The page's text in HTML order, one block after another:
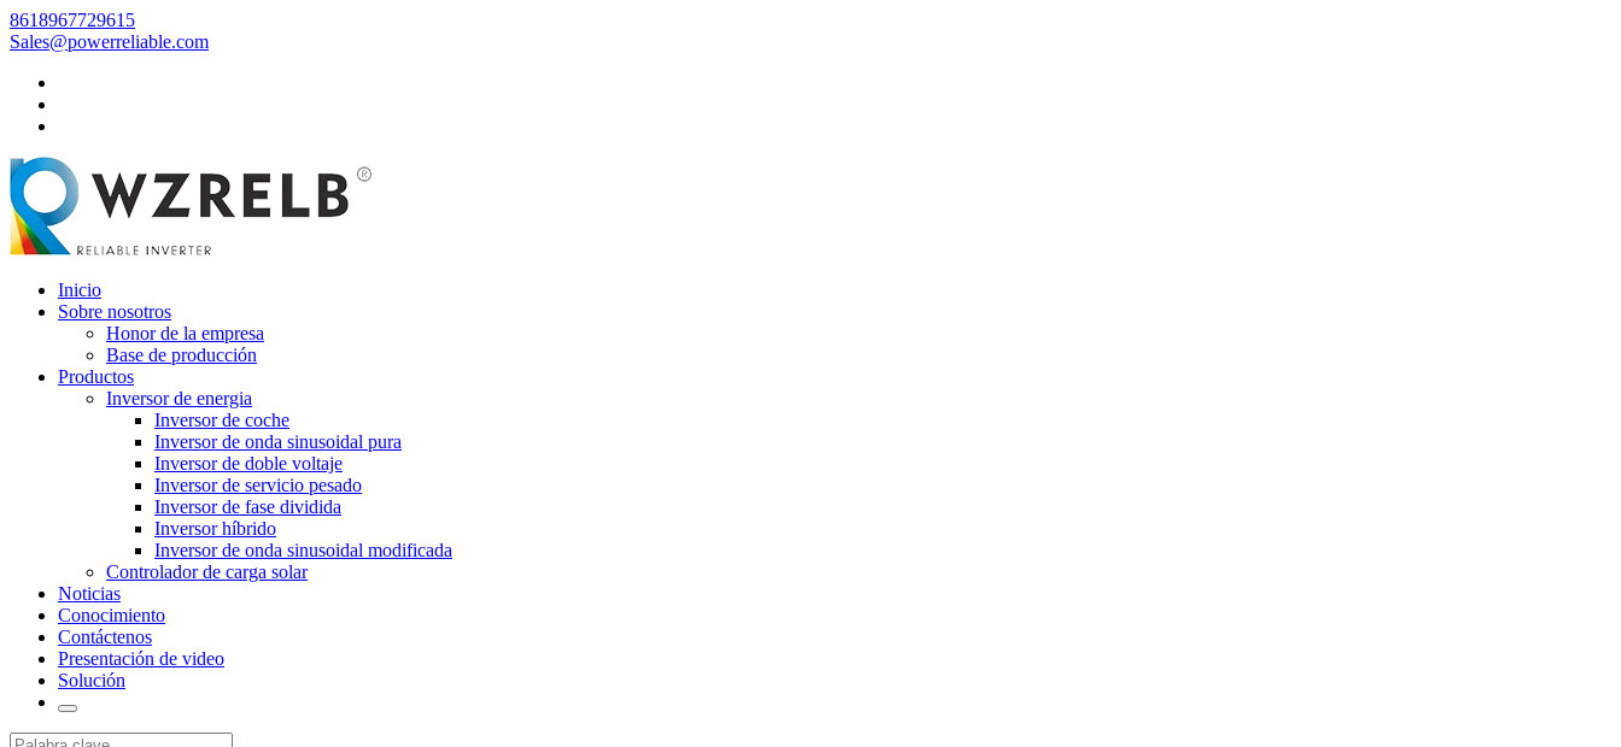
8618967729615
Sales@powerreliable.com
Inicio
Sobre nosotros
Honor de la empresa
Base de producción
Productos
Inversor de energia
Inversor de coche
Inversor de onda sinusoidal pura
Inversor de doble voltaje
Inversor de servicio pesado
Inversor de fase dividida
Inversor híbrido
Inversor de onda sinusoidal modificada
Controlador de carga solar
Noticias
Conocimiento
Contáctenos
Presentación de video
Solución